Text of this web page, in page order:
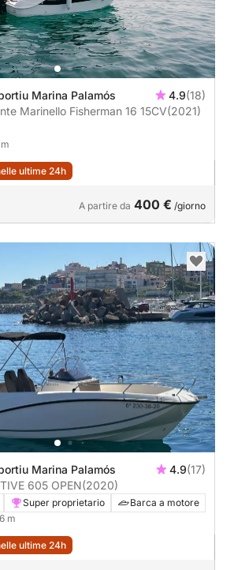
Marina Palamós 4.9(18)
Barca senza patente Marinello Fisherman 16 15CV(2021)
m
ultime 24h
A partire da 400 € /giorno
Marina Palamós 4.9(17)
605 OPEN(2020)
Super proprietario
Barca a motore
6 m
ultime 24h